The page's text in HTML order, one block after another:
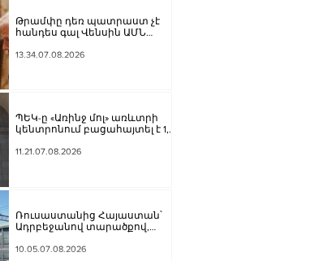
Թրամփը դեռ պատրաստ չէ
հանդես գալ Վենսին ԱՄՆ
առաջադրելու օգտին
13.34.07.08.2026
ՊԵԿ-ը «Առինջ մոլ» առևտրի
կենտրոնում բացահայտել է 1,3
հարկման օբյեկտ
11.21.07.08.2026
Ռուսաստանից Հայաստան՝
Ադրբեջանով տարածքով,
քարածուխ
10.05.07.08.2026